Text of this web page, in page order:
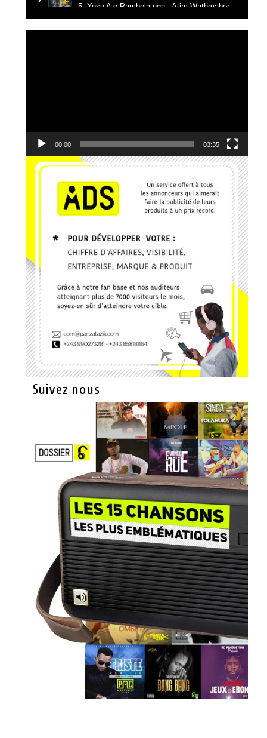
5. Yesu A o Pambola nga - Atim Wathmaber
6. Tikanga na yemba - Candy Mulamba
00:00 03:35
Suivez nous